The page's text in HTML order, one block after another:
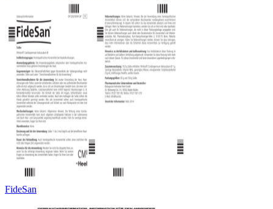
FideSan